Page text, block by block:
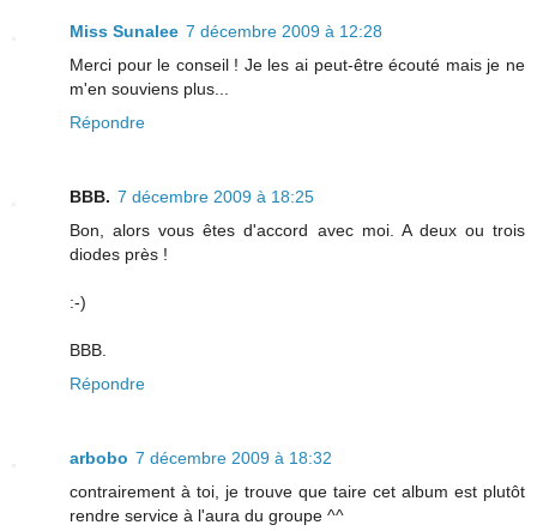
Miss Sunalee 7 décembre 2009 à 12:28
Merci pour le conseil ! Je les ai peut-être écouté mais je ne
m'en souviens plus...
Répondre
BBB. 7 décembre 2009 à 18:25
Bon, alors vous êtes d'accord avec moi. A deux ou trois
diodes près !
:-)
BBB.
Répondre
arbobo 7 décembre 2009 à 18:32
contrairement à toi, je trouve que taire cet album est plutôt
rendre service à l'aura du groupe ^^